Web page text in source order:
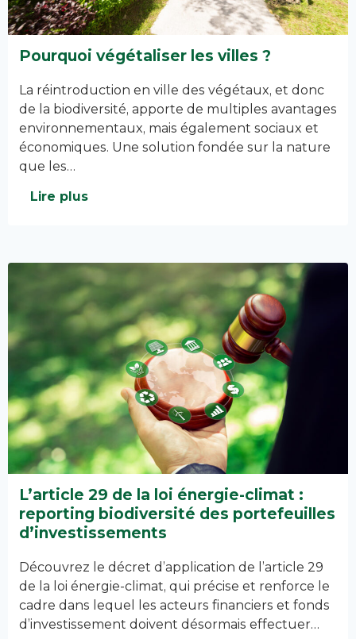
Pourquoi végétaliser les villes ?
La réintroduction en ville des végétaux, et donc
de la biodiversité, apporte de multiples avantages
environnementaux, mais également sociaux et
économiques. Une solution fondée sur la nature
que les…
Lire plus
L’article 29 de la loi énergie-climat :
reporting biodiversité des portefeuilles
d’investissements​
Découvrez le décret d’application de l’article 29
de la loi énergie-climat, qui précise et renforce le
cadre dans lequel les acteurs financiers et fonds
d’investissement doivent désormais effectuer…